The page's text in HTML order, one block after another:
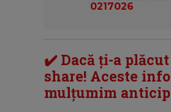
0217026
✔️ Dacă ți-a
share! Aceste
mulțumim